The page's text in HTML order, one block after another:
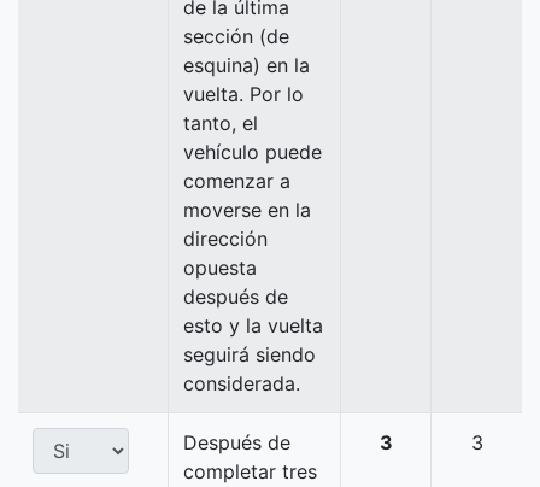
de la última
sección (de
esquina) en la
vuelta. Por lo
tanto, el
vehículo puede
comenzar a
moverse en la
dirección
opuesta
después de
esto y la vuelta
seguirá siendo
considerada.
Después de
completar tres
3 3